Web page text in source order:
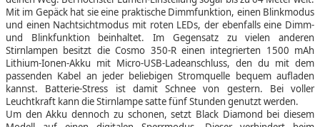
Mit im Gepäck hat sie eine praktische Dimmfunktion, einen Blinkmodus
und einen Nachtsichtmodus mit roten LEDs, der ebenfalls eine Dimm-
und Blinkfunktion beinhaltet. Im Gegensatz zu vielen anderen
Stirnlampen besitzt die Cosmo 350-R einen integrierten 1500 mAh
Lithium-Ionen-Akku mit Micro-USB-Ladeanschluss, den du mit dem
passenden Kabel an jeder beliebigen Stromquelle bequem aufladen
kannst. Batterie-Stress ist damit Schnee von gestern. Bei voller
Leuchtkraft kann die Stirnlampe satte fünf Stunden genutzt werden.
Um den Akku dennoch zu schonen, setzt Black Diamond bei diesem